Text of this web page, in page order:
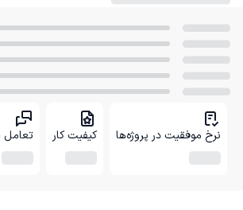
نرخ موفقیت در پروژه‌ها کیفیت کار تعامل